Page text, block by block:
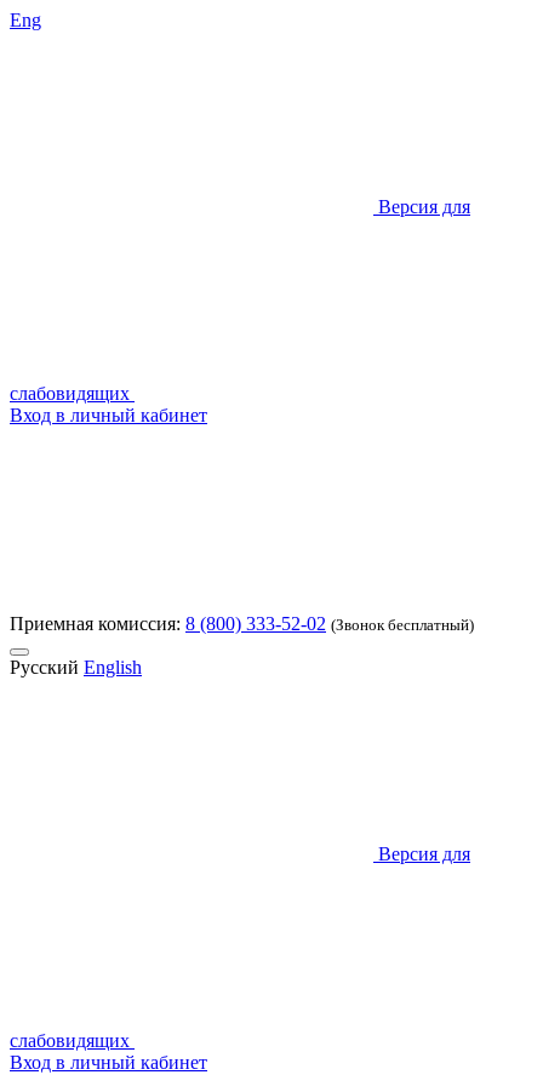
Eng
Версия для
слабовидящих
Вход в личный кабинет
Приемная комиссия: 8 (800) 333-52-02 (Звонок бесплатный)
Русский English
Версия для
слабовидящих
Вход в личный кабинет